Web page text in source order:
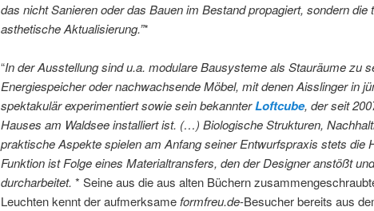
das nicht Sanieren oder das Bauen im Bestand propagiert, sondern die
asthetische Aktualisierung.”*
“In der Ausstellung sind u.a. modulare Bausysteme als Stauräume zu
Energiespeicher oder nachwachsende Möbel, mit denen Aisslinger in
spektakulär experimentiert sowie sein bekannterLoftcube, der seit
Hauses am Waldsee installiert ist. (…) Biologische Strukturen,
praktische Aspekte spielen am Anfang seiner Entwurfspraxis stets die
Funktion ist Folge eines Materialtransfers, den der Designer anstößt
durcharbeitet. * Seine aus die aus alten Büchern
Leuchten kennt der aufmerksameformfreu.de-Besucher bereits aus